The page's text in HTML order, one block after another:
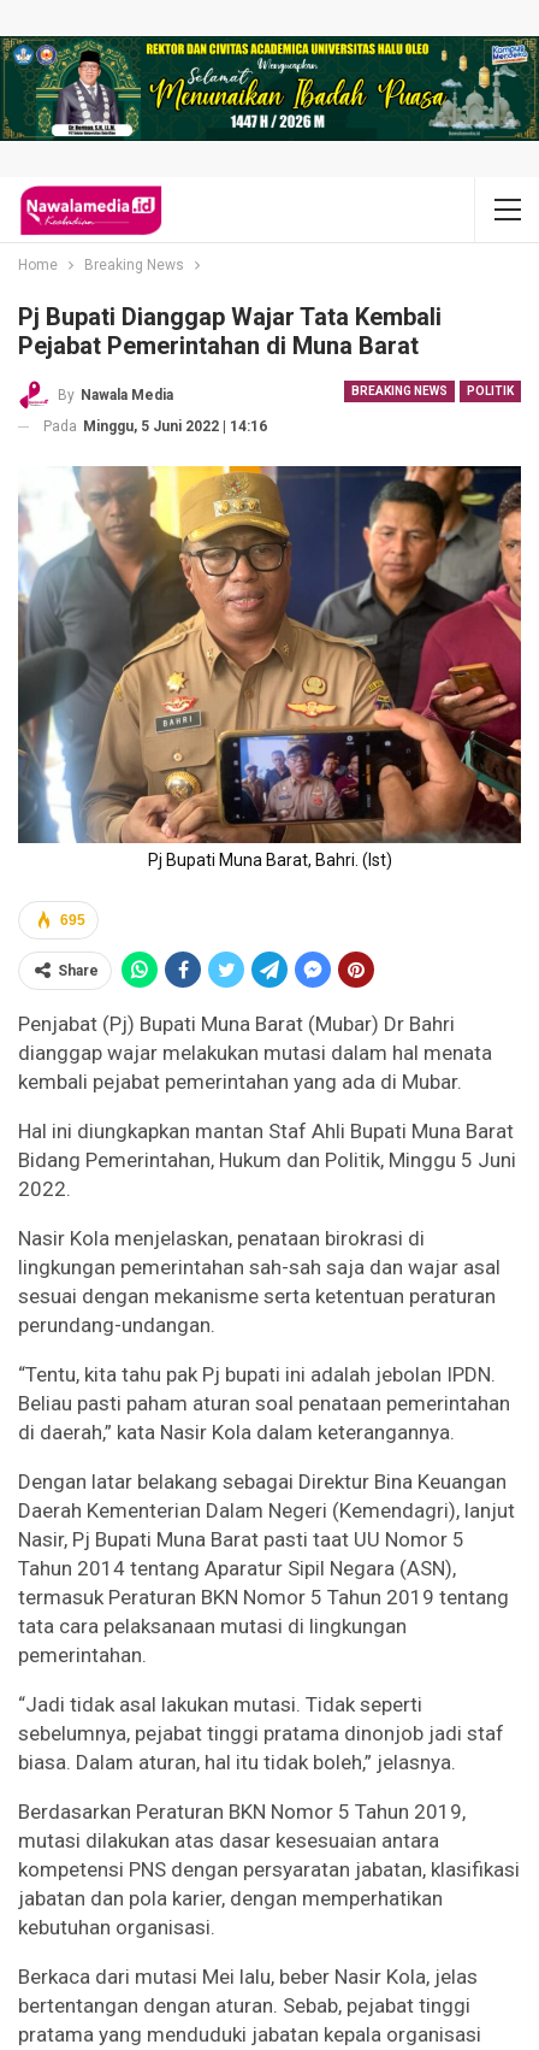
Home Breaking News
Pj Bupati Dianggap Wajar Tata Kembali
Pejabat Pemerintahan di Muna Barat
BREAKING NEWS POLITIK
By Nawala Media
Pada Minggu, 5 Juni 2022 | 14:16
Pj Bupati Muna Barat, Bahri. (Ist)
695
Share
Penjabat (Pj) Bupati Muna Barat (Mubar) Dr Bahri
dianggap wajar melakukan mutasi dalam hal menata
kembali pejabat pemerintahan yang ada di Mubar.
Hal ini diungkapkan mantan Staf Ahli Bupati Muna Barat
Bidang Pemerintahan, Hukum dan Politik, Minggu 5 Juni
2022.
Nasir Kola menjelaskan, penataan birokrasi di
lingkungan pemerintahan sah-sah saja dan wajar asal
sesuai dengan mekanisme serta ketentuan peraturan
perundang-undangan.
“Tentu, kita tahu pak Pj bupati ini adalah jebolan IPDN.
Beliau pasti paham aturan soal penataan pemerintahan
di daerah,” kata Nasir Kola dalam keterangannya.
Dengan latar belakang sebagai Direktur Bina Keuangan
Daerah Kementerian Dalam Negeri (Kemendagri), lanjut
Nasir, Pj Bupati Muna Barat pasti taat UU Nomor 5
Tahun 2014 tentang Aparatur Sipil Negara (ASN),
termasuk Peraturan BKN Nomor 5 Tahun 2019 tentang
tata cara pelaksanaan mutasi di lingkungan
pemerintahan.
“Jadi tidak asal lakukan mutasi. Tidak seperti
sebelumnya, pejabat tinggi pratama dinonjob jadi staf
biasa. Dalam aturan, hal itu tidak boleh,” jelasnya.
Berdasarkan Peraturan BKN Nomor 5 Tahun 2019,
mutasi dilakukan atas dasar kesesuaian antara
kompetensi PNS dengan persyaratan jabatan, klasifikasi
jabatan dan pola karier, dengan memperhatikan
kebutuhan organisasi.
Berkaca dari mutasi Mei lalu, beber Nasir Kola, jelas
bertentangan dengan aturan. Sebab, pejabat tinggi
pratama yang menduduki jabatan kepala organisasi